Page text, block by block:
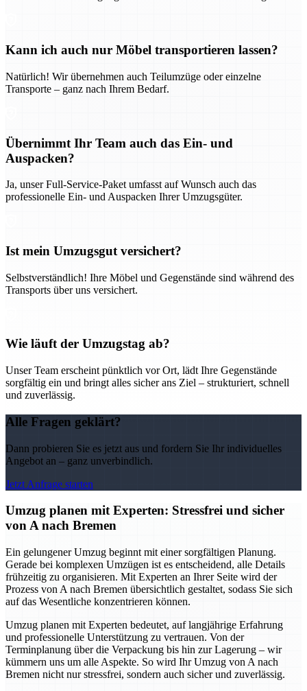
Kann ich auch nur Möbel transportieren lassen?
Natürlich! Wir übernehmen auch Teilumzüge oder einzelne
Transporte – ganz nach Ihrem Bedarf.
Übernimmt Ihr Team auch das Ein- und
Auspacken?
Ja, unser Full-Service-Paket umfasst auf Wunsch auch das
professionelle Ein- und Auspacken Ihrer Umzugsgüter.
Ist mein Umzugsgut versichert?
Selbstverständlich! Ihre Möbel und Gegenstände sind während des
Transports über uns versichert.
Wie läuft der Umzugstag ab?
Unser Team erscheint pünktlich vor Ort, lädt Ihre Gegenstände
sorgfältig ein und bringt alles sicher ans Ziel – strukturiert, schnell
und zuverlässig.
Alle Fragen geklärt?
Dann probieren Sie es jetzt aus und fordern Sie Ihr individuelles
Angebot an – ganz unverbindlich.
Jetzt Anfrage starten
Umzug planen mit Experten: Stressfrei und sicher
von A nach Bremen
Ein gelungener Umzug beginnt mit einer sorgfältigen Planung.
Gerade bei komplexen Umzügen ist es entscheidend, alle Details
frühzeitig zu organisieren. Mit Experten an Ihrer Seite wird der
Prozess von A nach Bremen übersichtlich gestaltet, sodass Sie sich
auf das Wesentliche konzentrieren können.
Umzug planen mit Experten bedeutet, auf langjährige Erfahrung
und professionelle Unterstützung zu vertrauen. Von der
Terminplanung über die Verpackung bis hin zur Lagerung – wir
kümmern uns um alle Aspekte. So wird Ihr Umzug von A nach
Bremen nicht nur stressfrei, sondern auch sicher und zuverlässig.